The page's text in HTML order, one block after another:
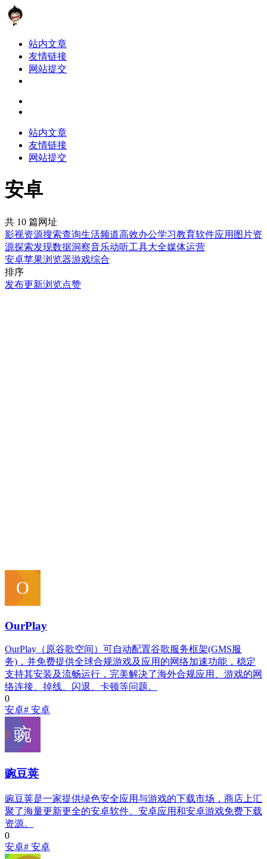
站内文章
友情链接
网站提交
站内文章
友情链接
网站提交
安卓
共 10 篇网址
影视资源搜索查询生活频道高效办公学习教育软件应用 图片资
源探索发现数据洞察音乐动听工具大全媒体运营
安卓苹果浏览器游戏综合
排序
发布更新浏览点赞
OurPlay
OurPlay（原谷歌空间）可自动配置谷歌服务框架(GMS服
务)，并免费提供全球合规游戏及应用的网络加速功能，稳定
支持其安装及流畅运行，完美解决了海外合规应用、游戏的网
络连接、掉线、闪退、卡顿等问题。
0
安卓# 安卓
豌豆荚
豌豆荚是一家提供绿色安全应用与游戏的下载市场，商店上汇
聚了海量更新更全的安卓软件、安卓应用和安卓游戏免费下载
资源。
0
安卓# 安卓